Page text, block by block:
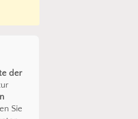
der
Sie